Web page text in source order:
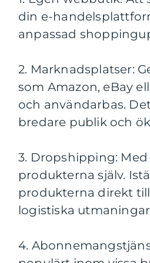
din e-
anpassad
2. Marknadsplatser:
som Amazon, eBay
och användarbas.
bredare publik och
3. Dropshipping:
produkterna själv.
produkterna direkt
logistiska
4.